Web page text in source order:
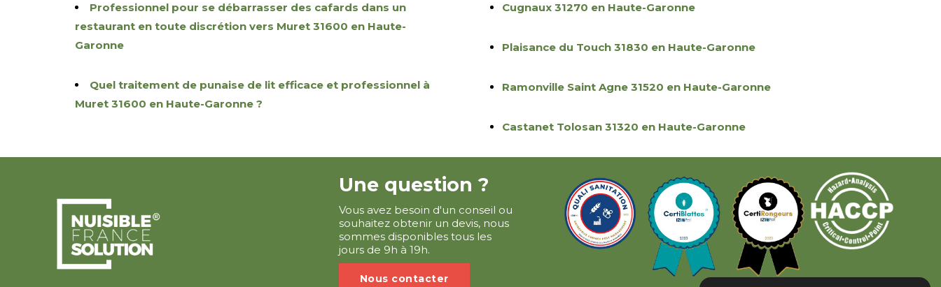
Professionnel pour se débarrasser des cafards dans un
restaurant en toute discrétion vers Muret 31600 en Haute-
Garonne
Quel traitement de punaise de lit efficace et professionnel à
Muret 31600 en Haute-Garonne ?
Cugnaux 31270 en Haute-Garonne
Plaisance du Touch 31830 en Haute-Garonne
Ramonville Saint Agne 31520 en Haute-Garonne
Castanet Tolosan 31320 en Haute-Garonne
Une question ?
Vous avez besoin d'un conseil ou
souhaitez obtenir un devis, nous
sommes disponibles tous les
jours de 9h à 19h.
Nous contacter